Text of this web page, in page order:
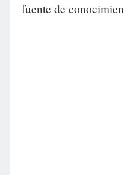
fuente de